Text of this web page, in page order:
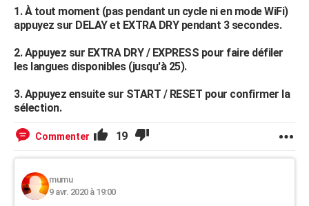
1. À tout moment (pas pendant un cycle ni en mode WiFi)
appuyez sur DELAY et EXTRA DRY pendant 3 secondes.
2. Appuyez sur EXTRA DRY / EXPRESS pour faire défiler
les langues disponibles (jusqu'à 25).
3. Appuyez ensuite sur START / RESET pour confirmer la
sélection.
Commenter 19
mumu
9 avr. 2020 à 19:00